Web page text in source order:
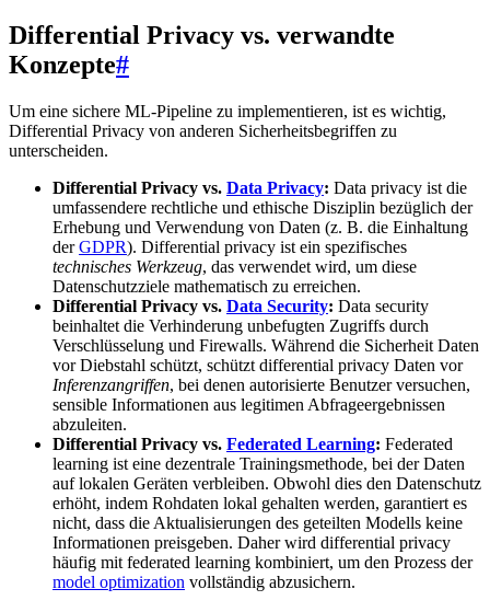
Differential Privacy vs. verwandte
Konzepte#
Um eine sichere ML-Pipeline zu implementieren, ist es wichtig,
Differential Privacy von anderen Sicherheitsbegriffen zu
unterscheiden.
Differential Privacy vs. Data Privacy: Data privacy ist die
umfassendere rechtliche und ethische Disziplin bezüglich der
Erhebung und Verwendung von Daten (z. B. die Einhaltung
derGDPR). Differential privacy ist ein spezifisches
technisches Werkzeug, das verwendet wird, um diese
Datenschutzziele mathematisch zu erreichen.
Differential Privacy vs. Data Security: Data security
beinhaltet die Verhinderung unbefugten Zugriffs durch
Verschlüsselung und Firewalls. Während die Sicherheit Daten
vor Diebstahl schützt, schützt differential privacy Daten vor
Inferenzangriffen, bei denen autorisierte Benutzer versuchen,
sensible Informationen aus legitimen Abfrageergebnissen
abzuleiten.
Differential Privacy vs. Federated Learning: Federated
learning ist eine dezentrale Trainingsmethode, bei der Daten
auf lokalen Geräten verbleiben. Obwohl dies den Datenschutz
erhöht, indem Rohdaten lokal gehalten werden, garantiert es
nicht, dass die Aktualisierungen des geteilten Modells keine
Informationen preisgeben. Daher wird differential privacy
häufig mit federated learning kombiniert, um den Prozess der
model optimization vollständig abzusichern.